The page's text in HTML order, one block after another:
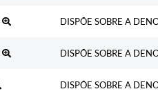
DISPÕE SOBRE A
DISPÕE SOBRE A
DISPÕE SOBRE A